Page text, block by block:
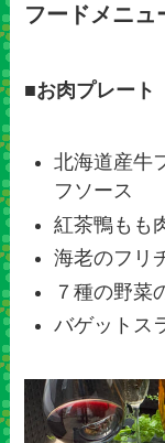
フードメニュ
■お肉プレート
北海道産牛
フソース
紅茶鴨もも
海老のフリ
７種の野菜
バゲットス